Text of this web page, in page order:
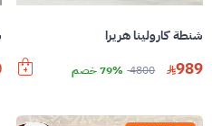
شنطة كارولينا هريرا
989
4800 79% خصم